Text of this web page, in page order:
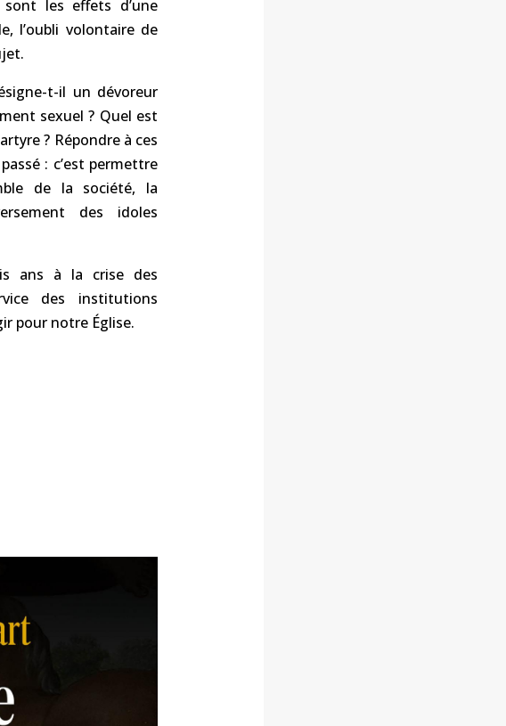
les effets d’une
l’oubli volontaire de
t-il un dévoreur
sexuel ? Quel est
? Répondre à ces
: c’est permettre
de la société, la
des idoles
ans à la crise des
des institutions
pour notre Église.